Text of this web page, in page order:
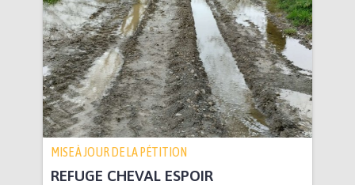
MISE À JOUR DE LA PÉTITION
REFUGE CHEVAL ESPOIR